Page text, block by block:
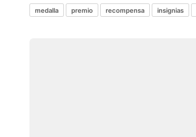
medalla premio recompensa insignias